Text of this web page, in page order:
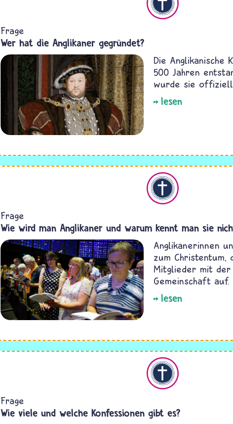
Frage
Wer hat die Anglikaner gegründet?
Die Anglikanische
500 Jahren
wurde sie
lesen
Frage
Wie wird man Anglikaner und warum kennt man sie
Anglikanerinnen
zum Christentum,
Mitglieder mit der
Gemeinschaft auf.
lesen
Frage
Wie viele und welche Konfessionen gibt es?